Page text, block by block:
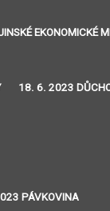
EKONOMICKÉ
18. 6. 2023
PÁVKOVINA